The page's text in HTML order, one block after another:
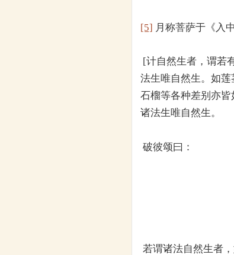
[5] 月称菩萨于《入
[计自然生者，谓若
法生唯自然生。如
石榴等各种差别亦
诸法生唯自然生。
破彼颂曰：
若谓诸法自然生者